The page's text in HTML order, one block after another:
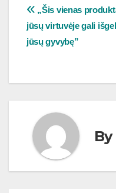
tarp
„Šis vienas
jūsų virtuvėje gali
jūsų gyvybę”
By